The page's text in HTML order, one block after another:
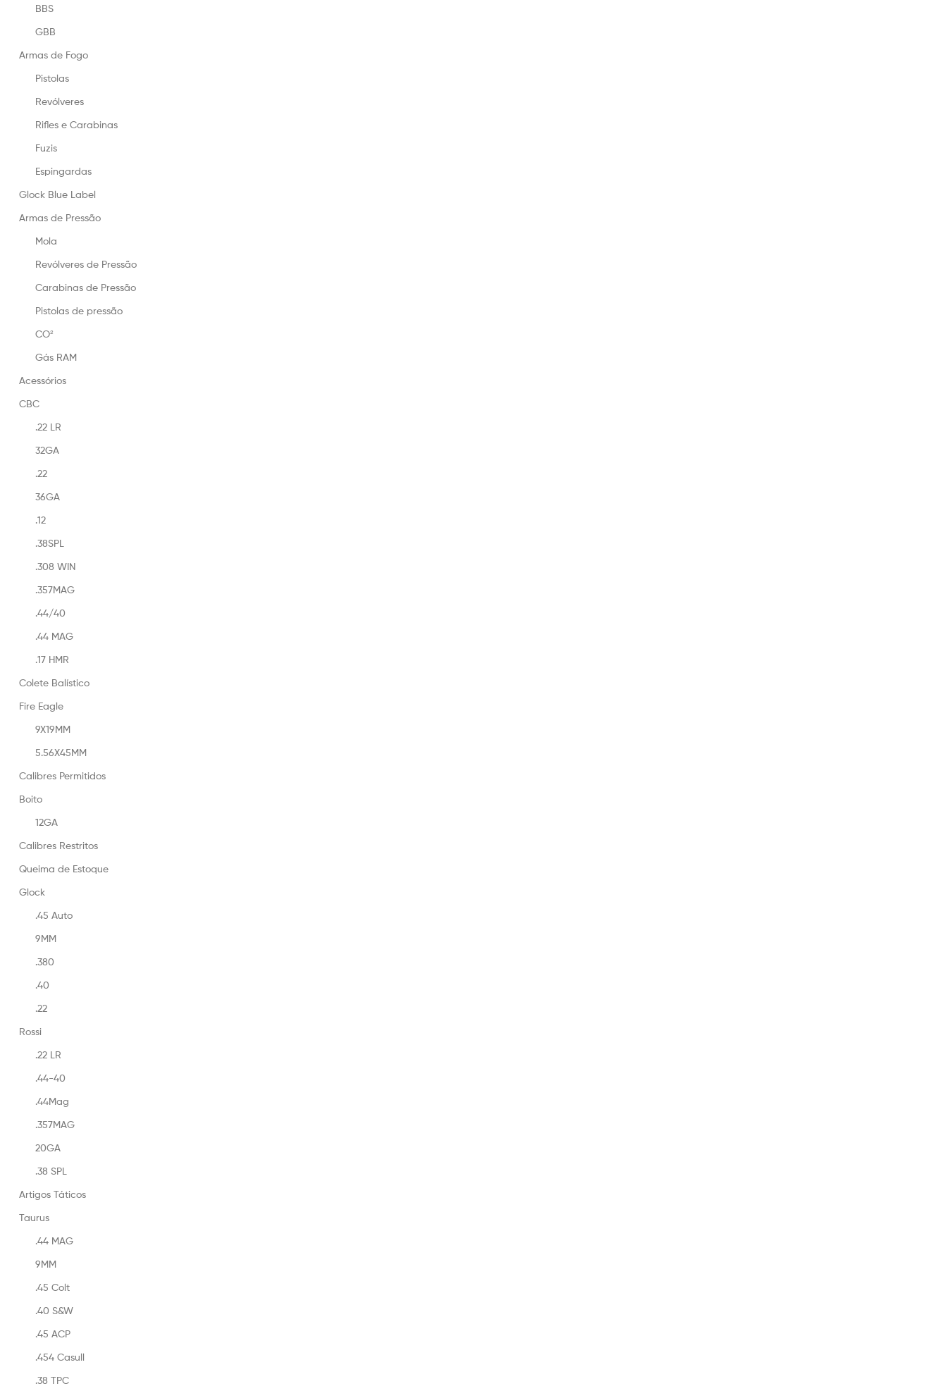
BBS
GBB
Armas de Fogo
Pistolas
Revólveres
Rifles e Carabinas
Fuzis
Espingardas
Glock Blue Label
Armas de Pressão
Mola
Revólveres de Pressão
Carabinas de Pressão
Pistolas de pressão
CO²
Gás RAM
Acessórios
CBC
.22 LR
32GA
.22
36GA
.12
.38SPL
.308 WIN
.357MAG
.44/40
.44 MAG
.17 HMR
Colete Balístico
Fire Eagle
9X19MM
5.56X45MM
Calibres Permitidos
Boito
12GA
Calibres Restritos
Queima de Estoque
Glock
.45 Auto
9MM
.380
.40
.22
Rossi
.22 LR
.44-40
.44Mag
.357MAG
20GA
.38 SPL
Artigos Táticos
Taurus
.44 MAG
9MM
.45 Colt
.40 S&W
.45 ACP
.454 Casull
.38 TPC